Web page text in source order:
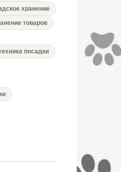
хранение
товаров
посадки